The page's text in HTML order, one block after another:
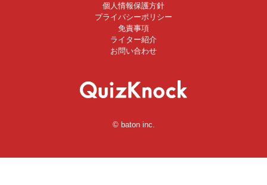
個人情報保護方針
プライバシーポリシー
免責事項
ライター紹介
お問い合わせ
© baton inc.